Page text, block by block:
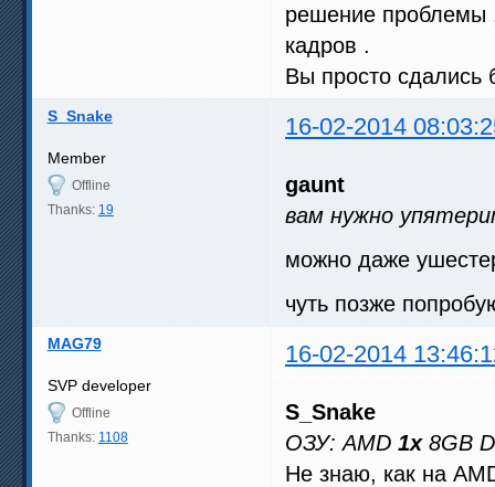
решение проблемы
кадров .
Вы просто сдались
S_Snake 16-02-2014
Member
Offline
Thanks: 19
gaunt
вам нужно
можно даже
чуть позже
MAG79 16-02-2014
SVP developer
Offline
Thanks: 1108
S_Snake
ОЗУ: AMD 1x8GB
Не знаю, как на